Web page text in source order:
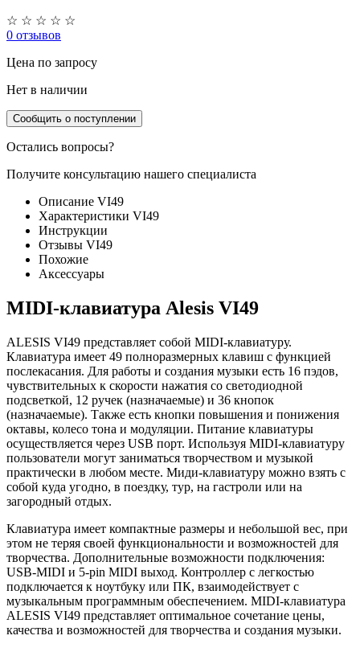
☆ ☆ ☆ ☆ ☆
0 отзывов
Цена по запросу
Нет в наличии
Сообщить о поступлении
Остались вопросы?
Получите консультацию нашего специалиста
Описание VI49
Характеристики VI49
Инструкции
Отзывы VI49
Похожие
Аксессуары
MIDI-клавиатура Alesis VI49
ALESIS VI49 представляет собой MIDI-клавиатуру.
Клавиатура имеет 49 полноразмерных клавиш с функцией
послекасания. Для работы и создания музыки есть 16 пэдов,
чувствительных к скорости нажатия со светодиодной
подсветкой, 12 ручек (назначаемые) и 36 кнопок
(назначаемые). Также есть кнопки повышения и понижения
октавы, колесо тона и модуляции. Питание клавиатуры
осуществляется через USB порт. Используя MIDI-клавиатуру
пользователи могут заниматься творчеством и музыкой
практически в любом месте. Миди-клавиатуру можно взять с
собой куда угодно, в поездку, тур, на гастроли или на
загородный отдых.
Клавиатура имеет компактные размеры и небольшой вес, при
этом не теряя своей функциональности и возможностей для
творчества. Дополнительные возможности подключения:
USB-MIDI и 5-pin MIDI выход. Контроллер с легкостью
подключается к ноутбуку или ПК, взаимодействует с
музыкальным программным обеспечением. MIDI-клавиатура
ALESIS VI49 представляет оптимальное сочетание цены,
качества и возможностей для творчества и создания музыки.